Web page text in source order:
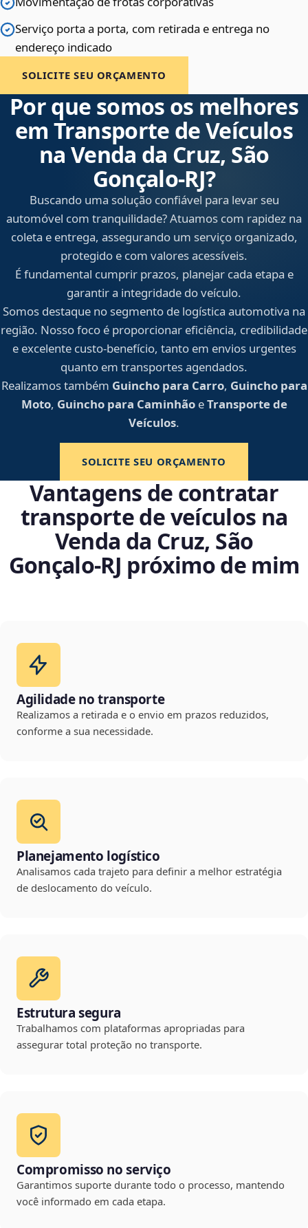
Serviço porta a porta, com retirada e entrega no
endereço indicado
SOLICITE SEU ORÇAMENTO
Por que somos os melhores
em Transporte de Veículos
na Venda da Cruz, São
Gonçalo‑RJ?
Buscando uma solução confiável para levar seu
automóvel com tranquilidade? Atuamos com rapidez na
coleta e entrega, assegurando um serviço organizado,
protegido e com valores acessíveis.
É fundamental cumprir prazos, planejar cada etapa e
garantir a integridade do veículo.
Somos destaque no segmento de logística automotiva na
região. Nosso foco é proporcionar eficiência, credibilidade
e excelente custo-benefício, tanto em envios urgentes
quanto em transportes agendados.
Realizamos também Guincho para Carro, Guincho para
Moto, Guincho para CaminhãoeTransporte de
Veículos.
SOLICITE SEU ORÇAMENTO
Vantagens de contratar
transporte de veículos na
Venda da Cruz, São
Gonçalo‑RJ próximo de mim
Agilidade no transporte
Realizamos a retirada e o envio em prazos reduzidos,
conforme a sua necessidade.
Planejamento logístico
Analisamos cada trajeto para definir a melhor estratégia
de deslocamento do veículo.
Estrutura segura
Trabalhamos com plataformas apropriadas para
assegurar total proteção no transporte.
Compromisso no serviço
Garantimos suporte durante todo o processo, mantendo
você informado em cada etapa.